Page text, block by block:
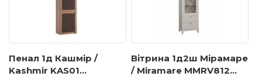
Пенал 1д Кашмір /
Kashmir KAS01
Вітрина 1д2ш Мірамаре
/ Miramare MMRV812